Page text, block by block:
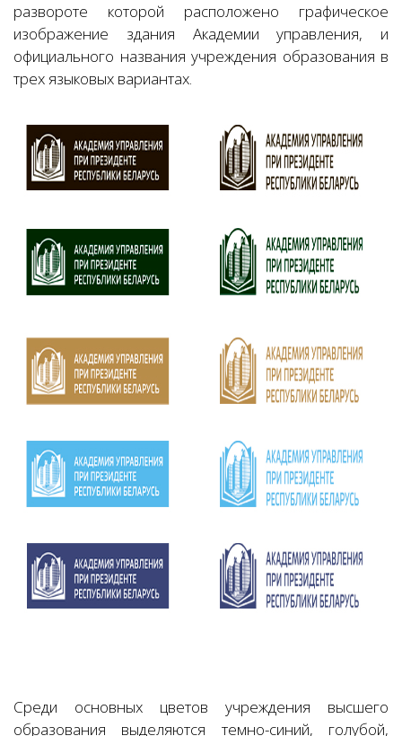
развороте которой расположено графическое
изображение здания Академии управления, и
официального названия учреждения образования в
трех языковых вариантах.
Среди основных цветов учреждения высшего
образования выделяются темно-синий, голубой,